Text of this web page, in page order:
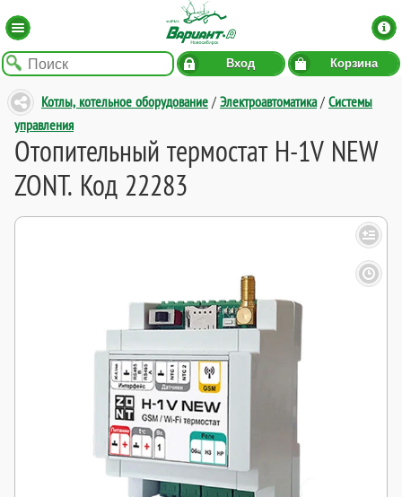
Вход Корзина
Котлы, котельное оборудование / Электроавтоматика/ Системы
управления
Отопительный термостат H-1V NEW
ZONT. Код 22283